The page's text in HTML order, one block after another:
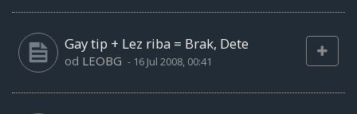
Gay tip + Lez riba = Brak, Dete
od LEOBG - 16 Jul 2008, 00:41